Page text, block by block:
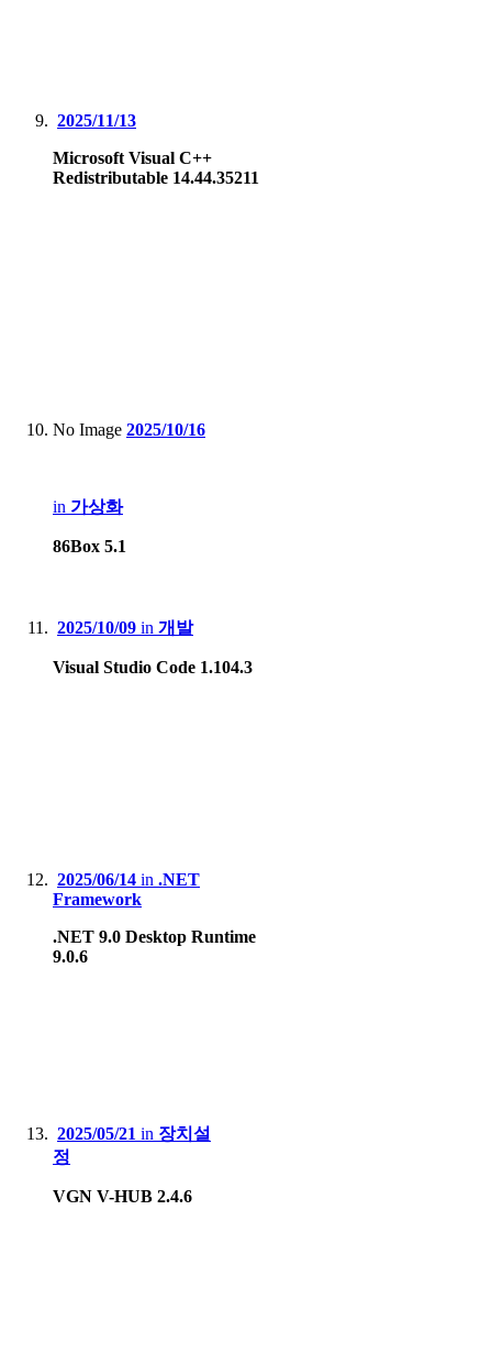
2025/11/13
Microsoft Visual C++
Redistributable 14.44.35211
No Image 2025/10/16
in 가상화
86Box 5.1
2025/10/09 in 개발
Visual Studio Code 1.104.3
2025/06/14 in .NET
Framework
.NET 9.0 Desktop Runtime
9.0.6
2025/05/21 in 장치설
정
VGN V-HUB 2.4.6